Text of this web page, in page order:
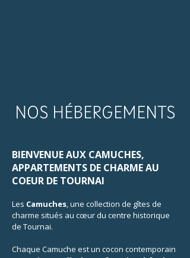
NOS HÉBERGEMENTS
BIENVENUE AUX CAMUCHES,
APPARTEMENTS DE CHARME AU
COEUR DE TOURNAI
Les Camuches, une collection de gîtes de
charme situés au cœur du centre historique
de Tournai.
Chaque Camuche est un cocon contemporain